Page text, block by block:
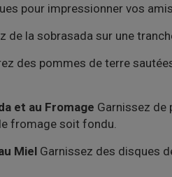
pour impressionner vos
de la sobrasada sur une
des pommes de terre
et au Fromage Garnissez de
fromage soit fondu.
Miel Garnissez des disques